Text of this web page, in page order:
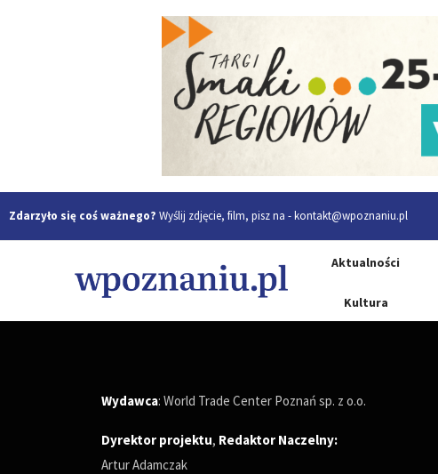
Zdarzyło się coś ważnego? Wyślij zdjęcie, film, pisz na -kontakt@wpoznaniu.pl
Aktualności
Kultura
Wydawca: World Trade Center Poznań sp. z o.o.
Dyrektor projektu, Redaktor Naczelny:
Artur Adamczak